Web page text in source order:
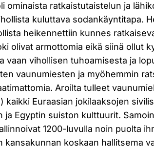
ominaista ratkaistutaistelun ja
kuluttava sodankäyntitapa.
heikennettiin kunnes
olivat armottomia eikä siinä ollut
vaan vihollisen tuhoamisesta ja
vaunumiesten ja myöhemmin
Aroilta tulleet
kaikki Euraasian jokilaaksojen
ja Egyptin suiston kulttuurit.
1200-luvulla noin puolta
koskaan hallitsema